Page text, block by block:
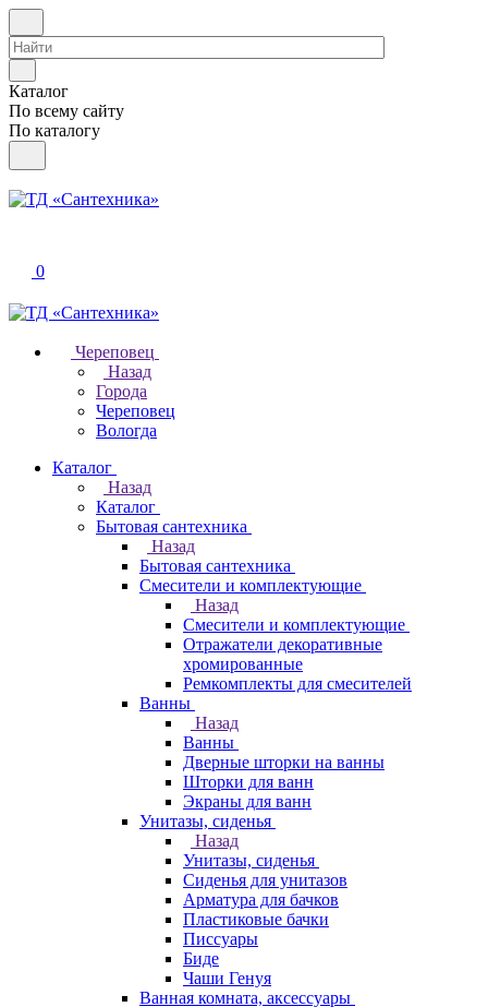
Каталог
По всему сайту
По каталогу
0
Череповец
Назад
Города
Череповец
Вологда
Каталог
Назад
Каталог
Бытовая сантехника
Назад
Бытовая сантехника
Смесители и комплектующие
Назад
Смесители и комплектующие
Отражатели декоративные
хромированные
Ремкомплекты для смесителей
Ванны
Назад
Ванны
Дверные шторки на ванны
Шторки для ванн
Экраны для ванн
Унитазы, сиденья
Назад
Унитазы, сиденья
Сиденья для унитазов
Арматура для бачков
Пластиковые бачки
Писсуары
Биде
Чаши Генуя
Ванная комната, аксессуары